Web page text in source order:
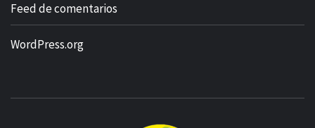
Feed de comentarios
WordPress.org